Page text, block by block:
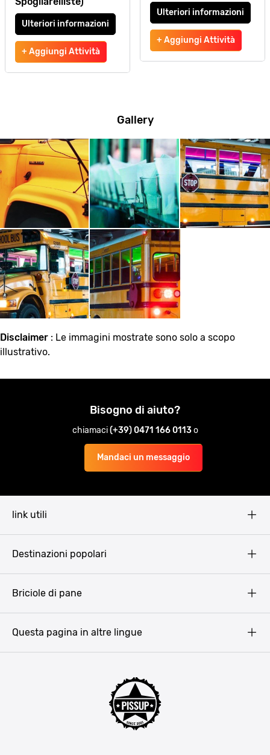
Ulteriori informazioni
+ Aggiungi Attività
Ulteriori informazioni
+ Aggiungi Attività
Gallery
Disclaimer : Le immagini mostrate sono solo a scopo
illustrativo.
Bisogno di aiuto?
chiamaci(+39) 0471 166 0113o
Mandaci un messaggio
link utili
Destinazioni popolari
Bucarest
Briciole di pane
Questa pagina in altre lingue